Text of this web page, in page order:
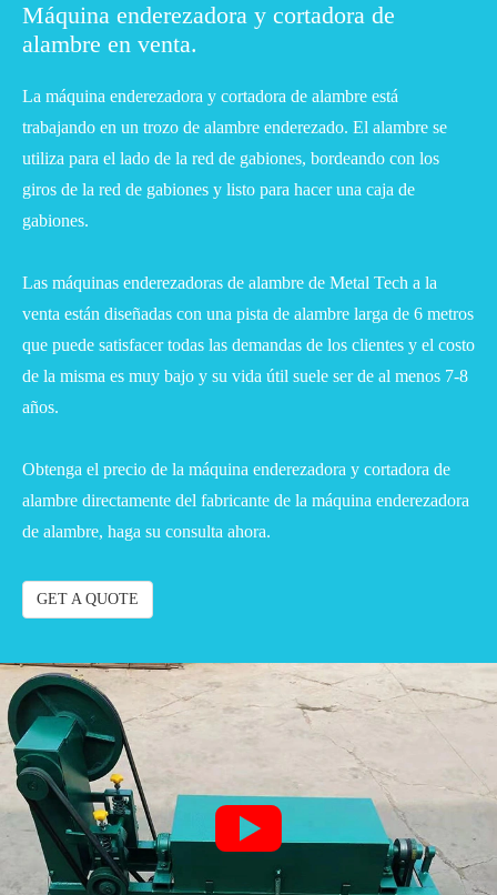
Máquina enderezadora y cortadora de
alambre en venta.
La máquina enderezadora y cortadora de alambre está
trabajando en un trozo de alambre enderezado. El alambre se
utiliza para el lado de la red de gabiones, bordeando con los
giros de la red de gabiones y listo para hacer una caja de
gabiones.
Las máquinas enderezadoras de alambre de Metal Tech a la
venta están diseñadas con una pista de alambre larga de 6 metros
que puede satisfacer todas las demandas de los clientes y el costo
de la misma es muy bajo y su vida útil suele ser de al menos 7-8
años.
Obtenga el precio de la máquina enderezadora y cortadora de
alambre directamente del fabricante de la máquina enderezadora
de alambre, haga su consulta ahora.
GET A QUOTE
